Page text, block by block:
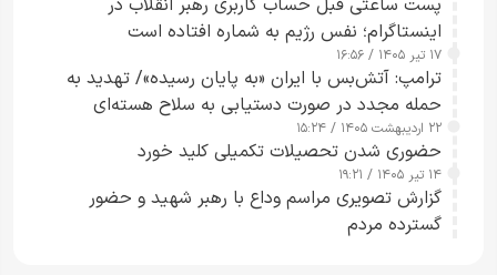
اینستاگرام؛ نفس رژیم به شماره افتاده است​
۱۷ تیر ۱۴۰۵ / ۱۶:۵۶
ترامپ: آتش‌بس با ایران «به پایان رسیده»/ تهدید به
حمله مجدد در صورت دستیابی به سلاح هسته‌ای
۲۲ اردیبهشت ۱۴۰۵ / ۱۵:۲۴
حضوری شدن تحصیلات تکمیلی کلید خورد
۱۴ تیر ۱۴۰۵ / ۱۹:۲۱
گزارش تصویری مراسم وداع با رهبر شهید و حضور
گسترده مردم